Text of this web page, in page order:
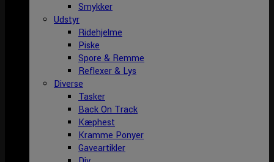
Smykker
Udstyr
Ridehjelme
Piske
Spore & Remme
Reflexer & Lys
Diverse
Tasker
Back On Track
Kæphest
Kramme Ponyer
Gaveartikler